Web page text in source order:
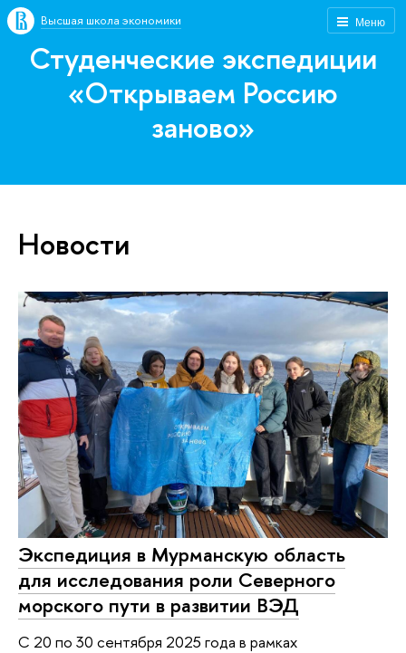
Меню
Высшая школа экономики
Студенческие экспедиции
«Открываем Россию
заново»
Новости
Экспедиция в Мурманскую область
для исследования роли Северного
морского пути в развитии ВЭД
С 20 по 30 сентября 2025 года в рамках